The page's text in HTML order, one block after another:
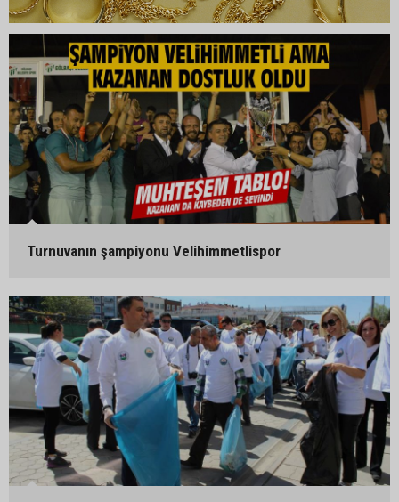
Turnuvanın şampiyonu Velihimmetlispor